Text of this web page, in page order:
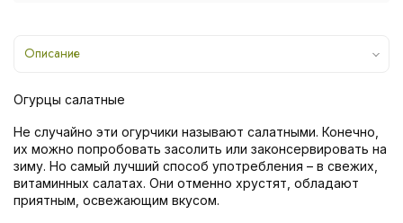
Описание
Огурцы салатные
Не случайно эти огурчики называют салатными. Конечно,
их можно попробовать засолить или законсервировать на
зиму. Но самый лучший способ употребления – в свежих,
витаминных салатах. Они отменно хрустят, обладают
приятным, освежающим вкусом.